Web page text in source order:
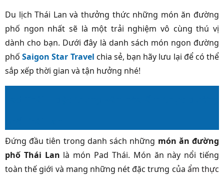
Du lịch Thái Lan và thưởng thức những món ăn đường
phố ngon nhất sẽ là một trải nghiệm vô cùng thú vị
dành cho bạn. Dưới đây là danh sách món ngon đường
phốSaigon Star Travel chia sẻ, bạn hãy lưu lại để có thể
sắp xếp thời gian và tận hưởng nhé!
Đứng đầu tiên trong danh sách những món ăn đường
phố Thái Lan là món Pad Thái. Món ăn này nổi tiếng
toàn thế giới và mang những nét đặc trưng của ẩm thực